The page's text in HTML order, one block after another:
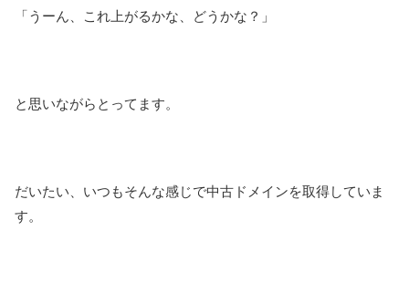
「うーん、これ上がるかな、どうかな？」
と思いながらとってます。
だいたい、いつもそんな感じで中古ドメインを取得していま
す。